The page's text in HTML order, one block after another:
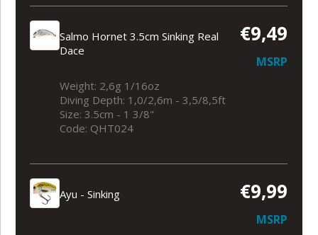
Salmo Hornet 3.5cm Sinking Real
Dace
€9,49
MSRP
Weight: 2,6g 1/16oz
Diving Depth: 1,0/2,6m - 3,5/8,5ft
Size: 3.5cm - 1 3/8"
Code: QHT024
Ayu - Sinking €9,99
MSRP